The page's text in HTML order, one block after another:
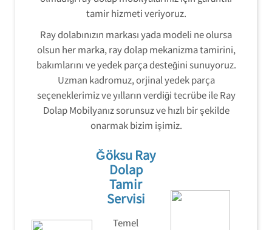
tamir hizmeti veriyoruz.
Ray dolabınızın markası yada modeli ne olursa
olsun her marka, ray dolap mekanizma tamirini,
bakımlarını ve yedek parça desteğini sunuyoruz.
Uzman kadromuz, orjinal yedek parça
seçeneklerimiz ve yılların verdiği tecrübe ile Ray
Dolap Mobilyanız sorunsuz ve hızlı bir şekilde
onarmak bizim işimiz.
Ğöksu Ray
Dolap
Tamir
Servisi
Temel